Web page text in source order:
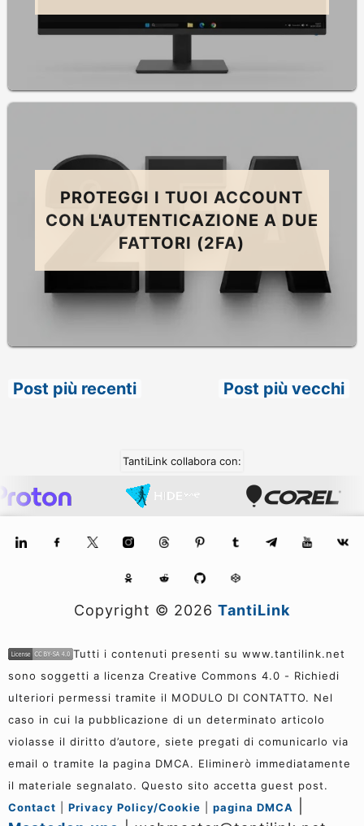
PROTEGGI I TUOI ACCOUNT
CON L'AUTENTICAZIONE A DUE
FATTORI (2FA)
Post più recenti Post più vecchi
TantiLink collabora con:
Copyright © 2026 TantiLink
Tutti i contenuti presenti su www.tantilink.net
sono soggetti a licenza Creative Commons 4.0 - Richiedi
ulteriori permessi tramite il MODULO DI CONTATTO. Nel
caso in cui la pubblicazione di un determinato articolo
violasse il diritto d’autore, siete pregati di comunicarlo via
email o tramite la pagina DMCA. Eliminerò immediatamente
il materiale segnalato. Questo sito accetta guest post.
Contact
Privacy Policy/Cookie pagina DMCA